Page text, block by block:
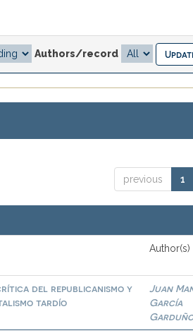
Authors/record
previous 1
Author(s)
del republicanismo y
tardío
Juan
García